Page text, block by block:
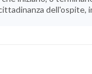
dell'ospite,